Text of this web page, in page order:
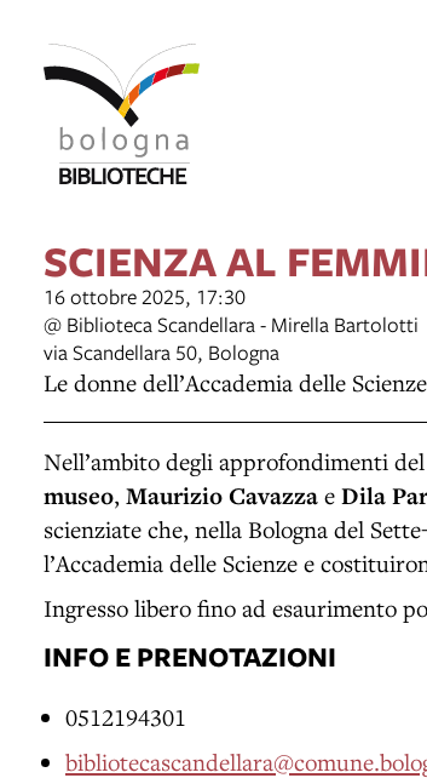
SCIENZA AL
16 ottobre 2025, 17:30
@ Biblioteca Scandellara - Mirella Bartolotti
via Scandellara 50, Bologna
Le donne dell’Accademia delle
Nell’ambito degli approfondimenti
museo, Maurizio Cavazza e Dila
scienziate che, nella Bologna del
l’Accademia delle Scienze e
Ingresso libero fino ad esaurimento
INFO E PRENOTAZIONI
0512194301